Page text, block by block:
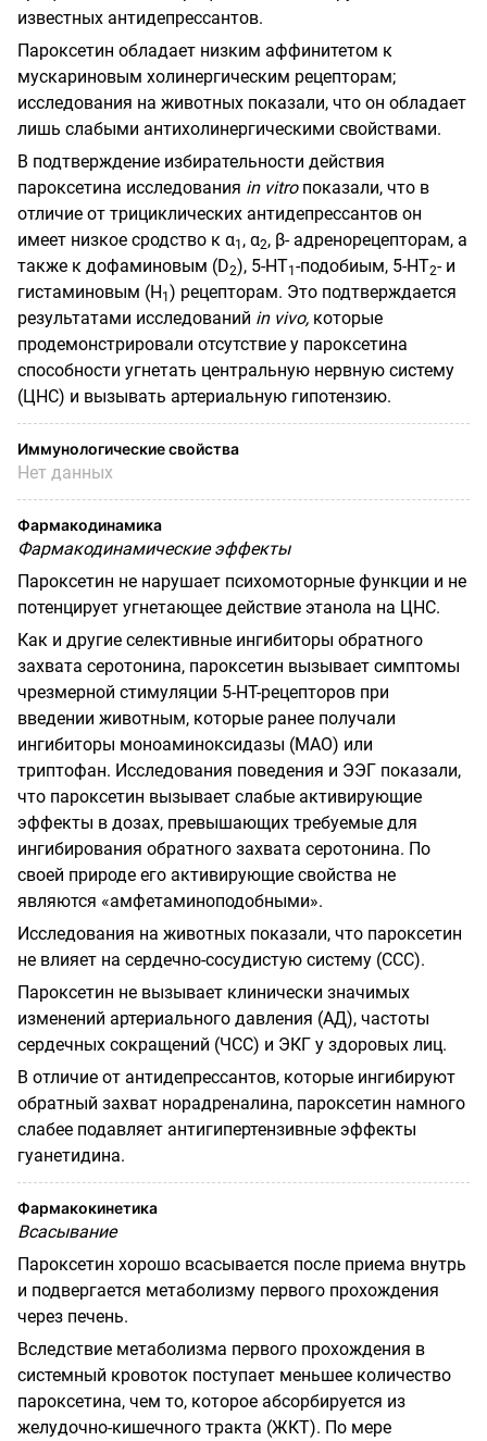
известных антидепрессантов.
Пароксетин обладает низким аффинитетом к
мускариновым холинергическим рецепторам;
исследования на животных показали, что он обладает
лишь слабыми антихолинергическими свойствами.
В подтверждение избирательности действия
пароксетина исследования in vitroпоказали, что в
отличие от трициклических антидепрессантов он
имеет низкое сродство к α1 , α2, β- адренорецепторам, а
также к дофаминовым (D2), 5-НТ1-подобиым, 5-НТ2- и
гистаминовым (H1) рецепторам. Это подтверждается
результатами исследований in vivo, которые
продемонстрировали отсутствие у пароксетина
способности угнетать центральную нервную систему
(ЦНС) и вызывать артериальную гипотензию.
Иммунологические свойства
Нет данных
Фармакодинамика
Фармакодинамические эффекты
Пароксетин не нарушает психомоторные функции и не
потенцирует угнетающее действие этанола на ЦНС.
Как и другие селективные ингибиторы обратного
захвата серотонина, пароксетин вызывает симптомы
чрезмерной стимуляции 5-НТ-рецепторов при
введении животным, которые ранее получали
ингибиторы моноаминоксидазы (МАО) или
триптофан. Исследования поведения и ЭЭГ показали,
что пароксетин вызывает слабые активирующие
эффекты в дозах, превышающих требуемые для
ингибирования обратного захвата серотонина. По
своей природе его активирующие свойства не
являются «амфетаминоподобными».
Исследования на животных показали, что пароксетин
не влияет на сердечно-сосудистую систему (ССС).
Пароксетин не вызывает клинически значимых
изменений артериального давления (АД), частоты
сердечных сокращений (ЧСС) и ЭКГ у здоровых лиц.
В отличие от антидепрессантов, которые ингибируют
обратный захват норадреналина, пароксетин намного
слабее подавляет антигипертензивные эффекты
гуанетидина.
Фармакокинетика
Всасывание
Пароксетин хорошо всасывается после приема внутрь
и подвергается метаболизму первого прохождения
через печень.
Вследствие метаболизма первого прохождения в
системный кровоток поступает меньшее количество
пароксетина, чем то, которое абсорбируется из
желудочно-кишечного тракта (ЖКТ). По мере